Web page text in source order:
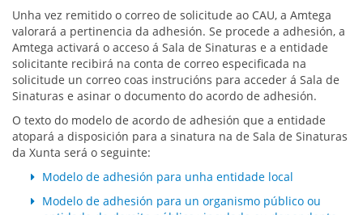
Unha vez remitido o correo de solicitude ao CAU, a Amtega
valorará a pertinencia da adhesión. Se procede a adhesión, a
Amtega activará o acceso á Sala de Sinaturas e a entidade
solicitante recibirá na conta de correo especificada na
solicitude un correo coas instrucións para acceder á Sala de
Sinaturas e asinar o documento do acordo de adhesión.
O texto do modelo de acordo de adhesión que a entidade
atopará a disposición para a sinatura na de Sala de Sinaturas
da Xunta será o seguinte:
Modelo de adhesión para unha entidade local
Modelo de adhesión para un organismo público ou